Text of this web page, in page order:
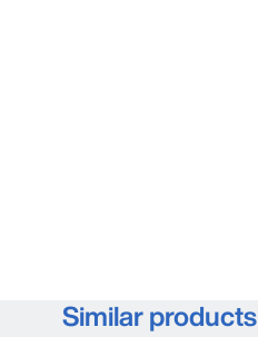
Similar products